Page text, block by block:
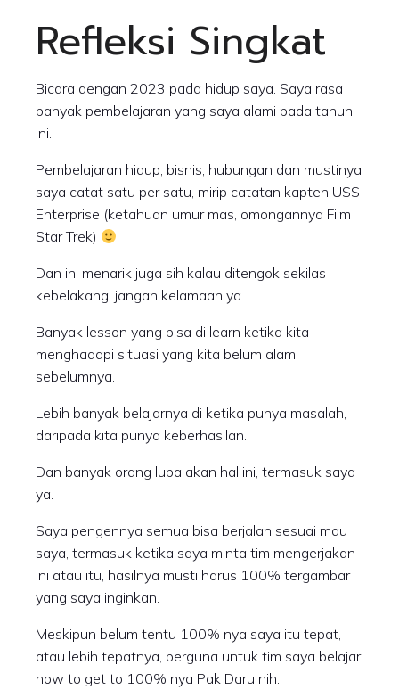
Refleksi Singkat
Bicara dengan 2023 pada hidup saya. Saya rasa
banyak pembelajaran yang saya alami pada tahun
ini.
Pembelajaran hidup, bisnis, hubungan dan mustinya
saya catat satu per satu, mirip catatan kapten USS
Enterprise (ketahuan umur mas, omongannya Film
Star Trek)
Dan ini menarik juga sih kalau ditengok sekilas
kebelakang, jangan kelamaan ya.
Banyak lesson yang bisa di learn ketika kita
menghadapi situasi yang kita belum alami
sebelumnya.
Lebih banyak belajarnya di ketika punya masalah,
daripada kita punya keberhasilan.
Dan banyak orang lupa akan hal ini, termasuk saya
ya.
Saya pengennya semua bisa berjalan sesuai mau
saya, termasuk ketika saya minta tim mengerjakan
ini atau itu, hasilnya musti harus 100% tergambar
yang saya inginkan.
Meskipun belum tentu 100% nya saya itu tepat,
atau lebih tepatnya, berguna untuk tim saya belajar
how to get to 100% nya Pak Daru nih.